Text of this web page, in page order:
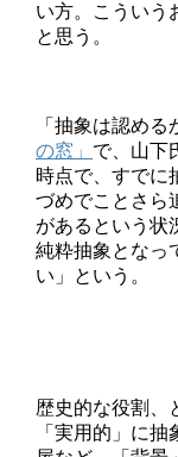
い方。こういう
と思う。
「抽象は認め
の窓」 で、山下
時点で、すでに
づめでことさら
があるという状
純粋抽象となっ
い」という。
歴史的な役割、
「実用的」に